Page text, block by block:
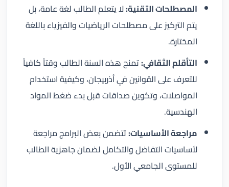
المصطلحات التقنية:لا يتعلم الطالب لغة عامة، بل
يتم التركيز على مصطلحات الرياضيات والفيزياء باللغة
المختارة.
التأقلم الثقافي:تمنح هذه السنة الطالب وقتاً كافياً
للتعرف على القوانين في أذربيجان، وكيفية استخدام
المواصلات، وتكوين صداقات قبل بدء ضغط المواد
الهندسية.
مراجعة الأساسيات:تتضمن بعض البرامج مراجعة
لأساسيات التفاضل والتكامل لضمان جاهزية الطالب
للمستوى الجامعي الأول.